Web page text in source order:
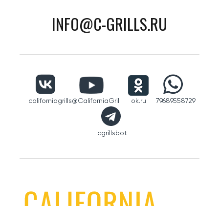
INFO@C-GRILLS.RU
californiagrills@CaliforniaGrill ok.ru 79689558729
cgrillsbot